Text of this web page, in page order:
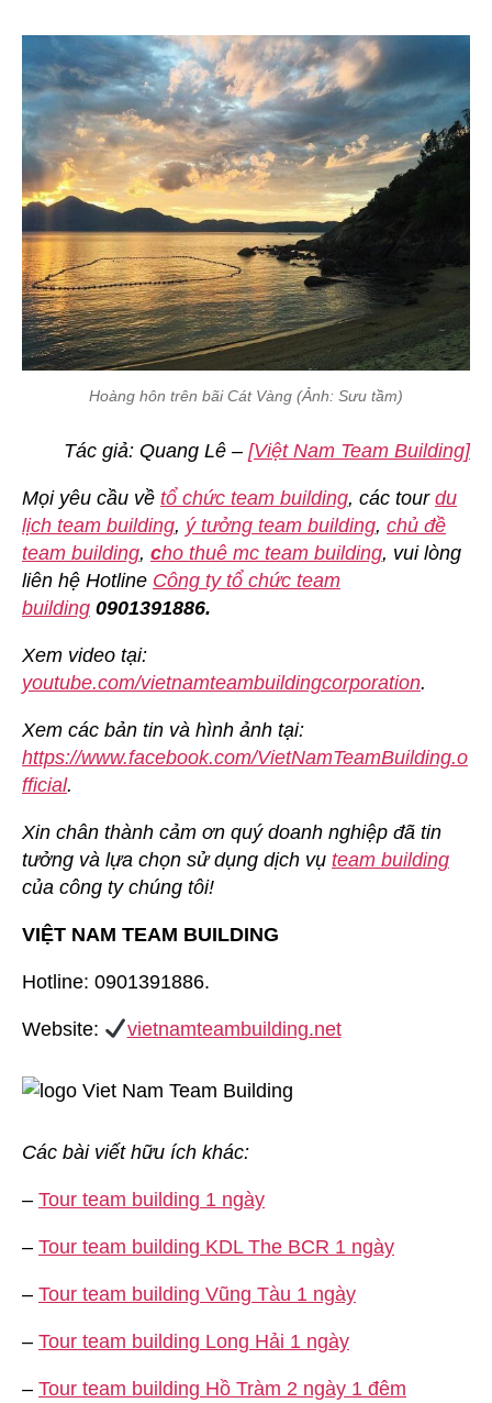
Hoàng hôn trên bãi Cát Vàng (Ảnh: Sưu tầm)
Tác giả: Quang Lê – [Việt Nam Team Building]
Mọi yêu cầu về tổ chức team building, các tour du
lịch team building, ý tưởng team building, chủ đề
team building, cho thuê mc team building, vui lòng
liên hệ Hotline Công ty tổ chức team
building 0901391886.
Xem video tại:
youtube.com/vietnamteambuildingcorporation.
Xem các bản tin và hình ảnh tại:
https://www.facebook.com/VietNamTeamBuilding.o
fficial.
Xin chân thành cảm ơn quý doanh nghiệp đã tin
tưởng và lựa chọn sử dụng dịch vụ team building
của công ty chúng tôi!
VIỆT NAM TEAM BUILDING
Hotline: 0901391886.
Website: vietnamteambuilding.net
Các bài viết hữu ích khác:
– Tour team building 1 ngày
– Tour team building KDL The BCR 1 ngày
– Tour team building Vũng Tàu 1 ngày
– Tour team building Long Hải 1 ngày
– Tour team building Hồ Tràm 2 ngày 1 đêm